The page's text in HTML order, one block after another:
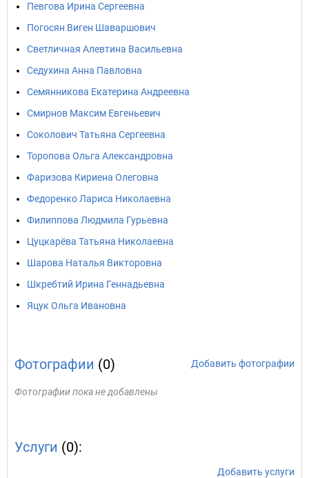
Певгова Ирина Сергеевна
Погосян Виген Шаваршович
Светличная Алевтина Васильевна
Седухина Анна Павловна
Семянникова Екатерина Андреевна
Смирнов Максим Евгеньевич
Соколович Татьяна Сергеевна
Торопова Ольга Александровна
Фаризова Кириена Олеговна
Федоренко Лариса Николаевна
Филиппова Людмила Гурьевна
Цуцкарёва Татьяна Николаевна
Шарова Наталья Викторовна
Шкребтий Ирина Геннадьевна
Яцук Ольга Ивановна
Фотографии (0) Добавить фотографии
Фотографии пока не добавлены
Услуги (0):
Добавить услуги